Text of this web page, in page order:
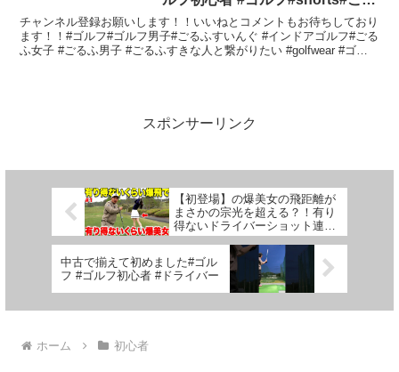
やん#インドアゴルフ
チャンネル登録お願いします！！いいねとコメントもお待ちしており
ます！！#ゴルフ#ゴルフ男子#ごるふすいんぐ #インドアゴルフ#ごる
ふ女子 #ごるふ男子 #ごるふすきな人と繋がりたい #golfwear #ゴル
スポンサーリンク
【初登場】の爆美女の飛距離が
まさかの宗光を超える？！有り
得ないドライバーショット連発
する美女の正体がすごかった#1
中古で揃えて初めました#ゴル
フ #ゴルフ初心者 #ドライバー
ホーム 初心者